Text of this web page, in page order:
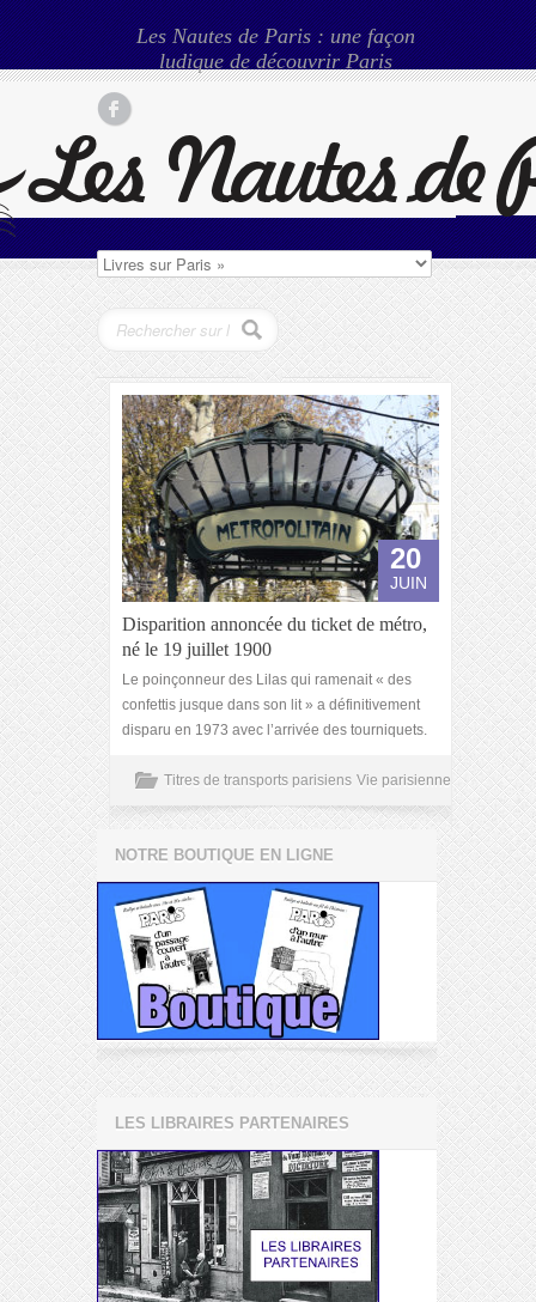
Les Nautes de Paris : une façon
ludique de découvrir Paris
20
JUIN
Disparition annoncée du ticket de métro,
né le 19 juillet 1900
Le poinçonneur des Lilas qui ramenait « des
confettis jusque dans son lit » a définitivement
disparu en 1973 avec l’arrivée des tourniquets.
Titres de transports parisiens Vie parisienne
NOTRE BOUTIQUE EN LIGNE
LES LIBRAIRES PARTENAIRES